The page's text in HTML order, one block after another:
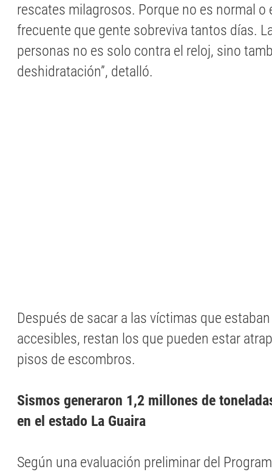
rescates milagrosos. Porque no es normal o
frecuente que gente sobreviva tantos días.
personas no es solo contra el reloj, sino
deshidratación”, detalló.
Después de sacar a las víctimas que
accesibles, restan los que pueden estar
pisos de escombros.
Sismos generaron 1,2 millones de
en el estado La Guaira
Según una evaluación preliminar del